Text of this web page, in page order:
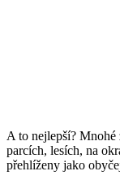
A to nejlepší? Mnohé
parcích, lesích, na
přehlíženy jako